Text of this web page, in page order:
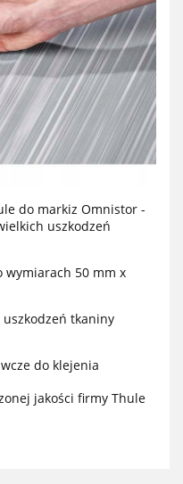
do markiz Omnistor -
uszkodzeń
wymiarach 50 mm x
tkaniny
do klejenia
jakości firmy Thule